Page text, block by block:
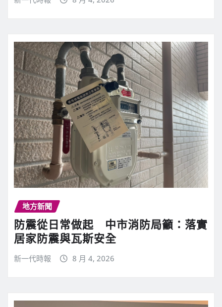
地方新聞
防震從日常做起 中市消防局籲：落實
居家防震與瓦斯安全
新一代時報 8 月 4, 2026